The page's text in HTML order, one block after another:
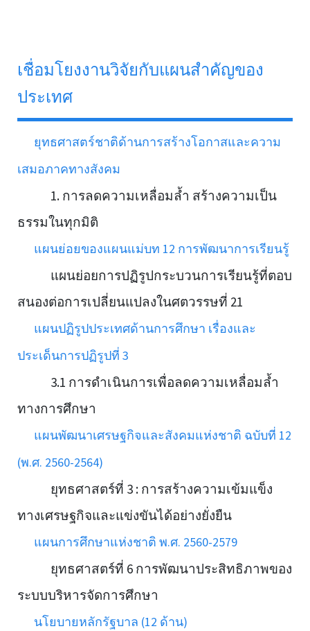
เชื่อมโยงงานวิจัยกับแผนสำคัญของ
ประเทศ
ยุทธศาสตร์ชาติด้านการสร้างโอกาสและความ
เสมอภาคทางสังคม
1. การลดความเหลื่อมล้ำ สร้างความเป็น
ธรรมในทุกมิติ
แผนย่อยของแผนแม่บท 12 การพัฒนาการเรียนรู้
แผนย่อยการปฏิรูปกระบวนการเรียนรู้ที่ตอบ
สนองต่อการเปลี่ยนแปลงในศตวรรษที่ 21
แผนปฏิรูปประเทศด้านการศึกษา เรื่องและ
ประเด็นการปฏิรูปที่ 3
3.1 การดำเนินการเพื่อลดความเหลื่อมล้ำ
ทางการศึกษา
แผนพัฒนาเศรษฐกิจและสังคมแห่งชาติ ฉบับที่ 12
(พ.ศ. 2560-2564)
ยุทธศาสตร์ที่ 3 : การสร้างความเข้มแข็ง
ทางเศรษฐกิจและแข่งขันได้อย่างยั่งยืน
แผนการศึกษาแห่งชาติ พ.ศ. 2560-2579
ยุทธศาสตร์ที่ 6 การพัฒนาประสิทธิภาพของ
ระบบบริหารจัดการศึกษา
นโยบายหลักรัฐบาล (12 ด้าน)